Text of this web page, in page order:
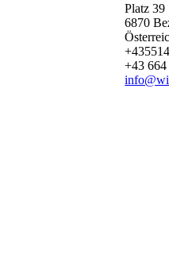
Platz 39
6870
+43 664